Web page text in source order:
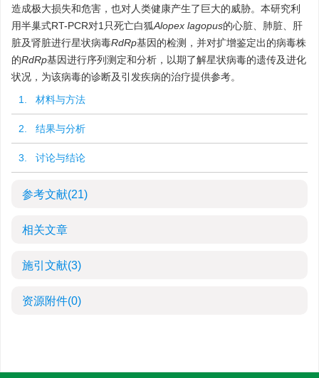
造成极大损失和危害，也对人类健康产生了巨大的威胁。本研究利
用半巢式RT-PCR对1只死亡白狐Alopex lagopus的心脏、肺脏、肝
脏及肾脏进行星状病毒RdRp基因的检测，并对扩增鉴定出的病毒株
的RdRp基因进行序列测定和分析，以期了解星状病毒的遗传及进化
状况，为该病毒的诊断及引发疾病的治疗提供参考。
1. 材料与方法
2. 结果与分析
3. 讨论与结论
参考文献(21)
相关文章
施引文献(3)
资源附件(0)